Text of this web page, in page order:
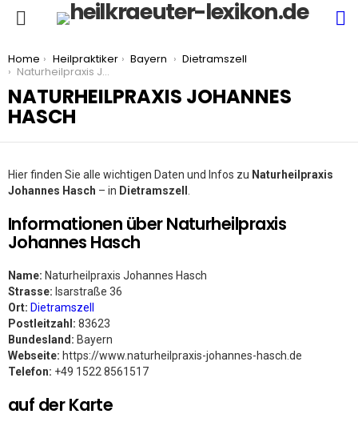
You are here:
Home Heilpraktiker Bayern
Dietramszell
Naturheilpraxis Johannes Hasch
NATURHEILPRAXIS JOHANNES
HASCH
Hier finden Sie alle wichtigen Daten und Infos zu Naturheilpraxis
Johannes Hasch – in Dietramszell
Informationen über Naturheilpraxis
Johannes Hasch
Name: Naturheilpraxis Johannes Hasch
Strasse: Isarstraße 36
Ort: Dietramszell
Postleitzahl: 83623
Bundesland: Bayern
Webseite: https://www.naturheilpraxis-johannes-hasch.de
Telefon: +49 1522 8561517
auf der Karte